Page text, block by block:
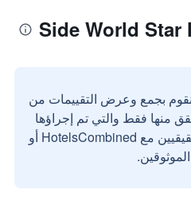
نقوم بجمع وعرض التقييمات من
منها فقط والتي تم إجراؤها
بواسطة مستخدمين حقيقيين مع HotelsCombined أو